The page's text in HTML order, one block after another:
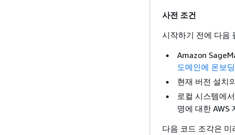
사전 조건
시작하기 전에 다음
Amazon
도메인에 온보딩
현재 버전 설치
로컬 시스템에
명에 대한 AWS
다음 코드 조각은 미